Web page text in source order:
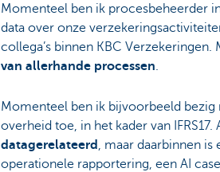
Momenteel ben ik procesbeheerder
data over onze
collega’s binnen KBC Verzekeringen.
van allerhande processen.
Momenteel ben ik bijvoorbeeld
overheid toe, in het kader van
datagerelateerd , maar daarbinnen
operationele rapportering, een AI